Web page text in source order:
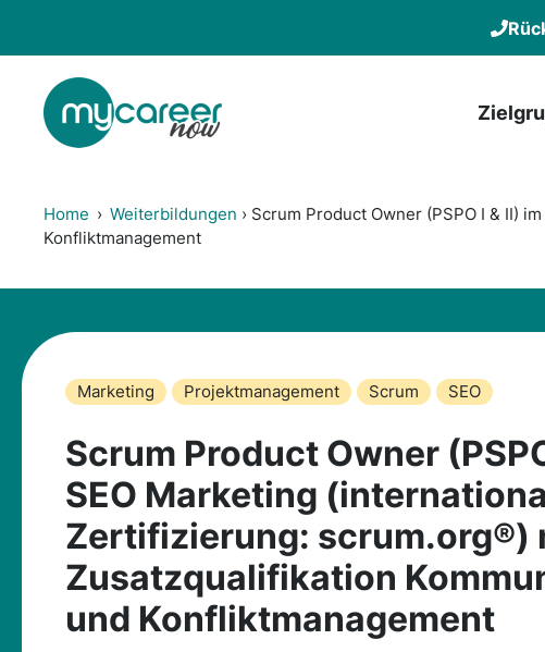
springen
Home › Weiterbildungen › Scrum Product Owner (PSPO I & II)
Konfliktmanagement
Marketing Projektmanagement Scrum SEO
Scrum Product Owner
SEO Marketing
Zertifizierung: scrum.org®)
Zusatzqualifikation
und Konfliktmanagement